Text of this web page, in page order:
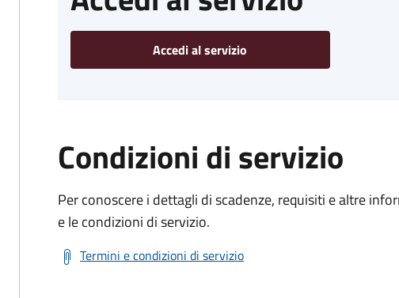
Accedi al servizio
Condizioni di servizio
Per conoscere i dettagli di scadenze, requisiti e altre
e le condizioni di servizio.
Termini e condizioni di servizio